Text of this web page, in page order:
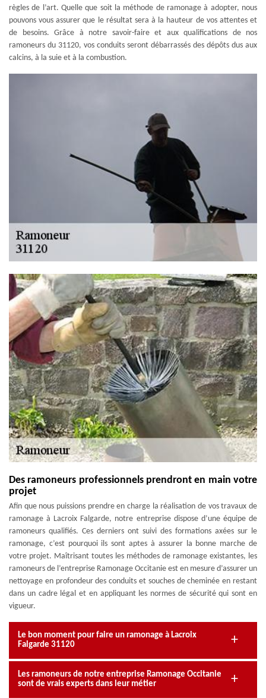
règles de l’art. Quelle que soit la méthode de ramonage à adopter, nous
pouvons vous assurer que le résultat sera à la hauteur de vos attentes et
de besoins. Grâce à notre savoir-faire et aux qualifications de nos
ramoneurs du 31120, vos conduits seront débarrassés des dépôts dus aux
calcins, à la suie et à la combustion.
Des ramoneurs professionnels prendront en main votre
projet
Afin que nous puissions prendre en charge la réalisation de vos travaux de
ramonage à Lacroix Falgarde, notre entreprise dispose d’une équipe de
ramoneurs qualifiés. Ces derniers ont suivi des formations axées sur le
ramonage, c’est pourquoi ils sont aptes à assurer la bonne marche de
votre projet. Maîtrisant toutes les méthodes de ramonage existantes, les
ramoneurs de l’entreprise Ramonage Occitanie est en mesure d’assurer un
nettoyage en profondeur des conduits et souches de cheminée en restant
dans un cadre légal et en appliquant les normes de sécurité qui sont en
vigueur.
Le bon moment pour faire un ramonage à Lacroix
Falgarde 31120
Les ramoneurs de notre entreprise Ramonage Occitanie
sont de vrais experts dans leur métier